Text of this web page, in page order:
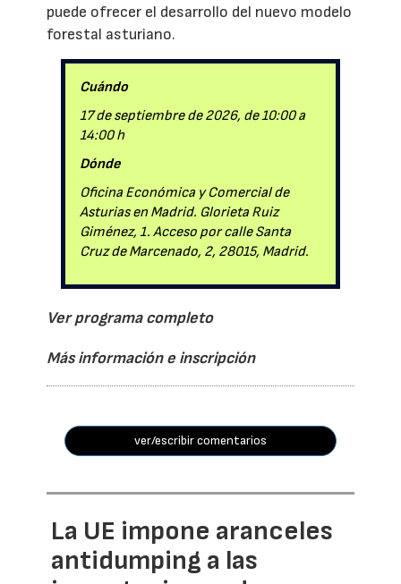
puede ofrecer el desarrollo del nuevo modelo
forestal asturiano.
Cuándo
17 de septiembre de 2026, de 10:00 a
14:00 h
Dónde
Oficina Económica y Comercial de
Asturias en Madrid. Glorieta Ruiz
Giménez, 1. Acceso por calle Santa
Cruz de Marcenado, 2, 28015, Madrid.
Ver programa completo
Más información e inscripción
ver/escribir comentarios
La UE impone aranceles
antidumping a las